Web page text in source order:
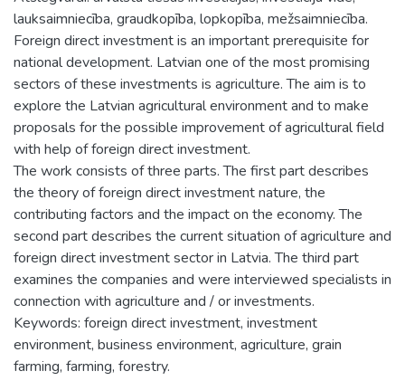
lauksaimniecība, graudkopība, lopkopība, mežsaimniecība.
Foreign direct investment is an important prerequisite for
national development. Latvian one of the most promising
sectors of these investments is agriculture. The aim is to
explore the Latvian agricultural environment and to make
proposals for the possible improvement of agricultural field
with help of foreign direct investment.
The work consists of three parts. The first part describes
the theory of foreign direct investment nature, the
contributing factors and the impact on the economy. The
second part describes the current situation of agriculture and
foreign direct investment sector in Latvia. The third part
examines the companies and were interviewed specialists in
connection with agriculture and / or investments.
Keywords: foreign direct investment, investment
environment, business environment, agriculture, grain
farming, farming, forestry.